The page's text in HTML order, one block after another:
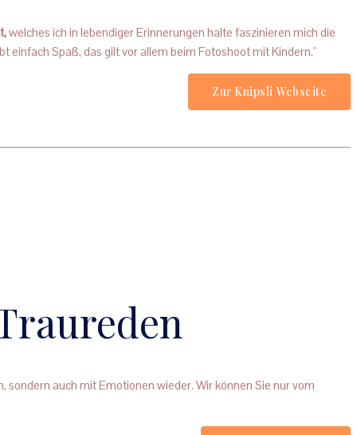
welches ich in lebendiger Erinnerungen halte faszinieren mich die
einfach Spaß, das gilt vor allem beim Fotoshoot mit Kindern."
Zur Knipsli Webseite
auch mit Emotionen wieder. Wir können Sie nur vom